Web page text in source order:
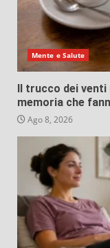
Mente e Salute
Il trucco dei
memoria che
Ago 8, 2026